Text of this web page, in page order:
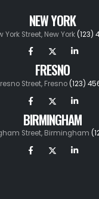
NEW YORK
York Street, New York (123)
FRESNO
Street, Fresno (123)
BIRMINGHAM
Street, Birmingham